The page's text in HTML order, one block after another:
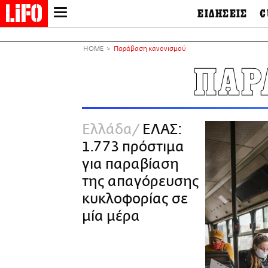
NEWSLETTER
ΑΜΠΑ
PRINT
ΕΙΔΗΣΕΙΣ
Οικονομία
Πολιτισμός
TV & Media
Tech &
Science
European Lifo
&
HOME Παράβαση κανονισμού
Ελλάδα
ΕΛΑΣ:
1.773 πρόστιμα
για παραβίαση
της απαγόρευσης
κυκλοφορίας σε
μία μέρα